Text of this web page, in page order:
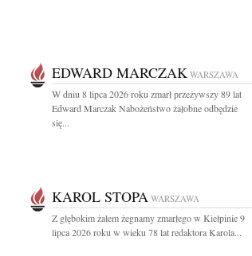
EDWARD MARCZAK WARSZAWA
W dniu 8 lipca 2026 roku zmarł przeżywszy 89 lat
Edward Marczak Nabożeństwo żałobne odbędzie
się...
KAROL STOPA WARSZAWA
Z głębokim żalem żegnamy zmarłego w Kiełpinie 9
lipca 2026 roku w wieku 78 lat redaktora Karola...